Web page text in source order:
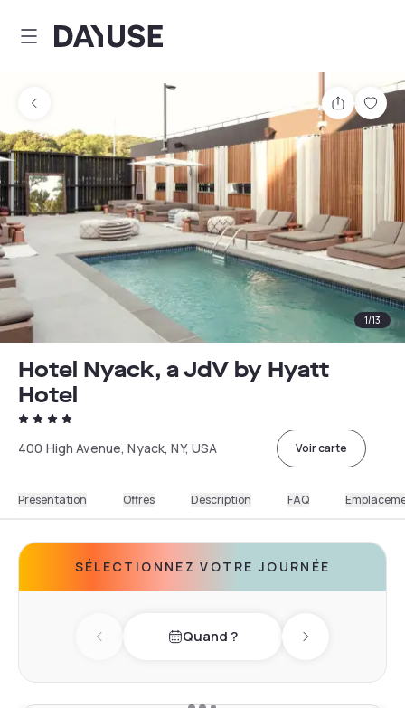
Dayuse
Partager
1/13
Hotel Nyack, a JdV by Hyatt
Hotel
400 High Avenue, Nyack, NY, USA Voir carte
Présentation Offres Description FAQ
SÉLECTIONNEZ VOTRE JOURNÉE
Previous dayQuand ? Next day